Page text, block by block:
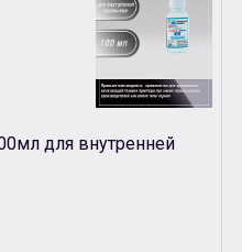
для внутренней